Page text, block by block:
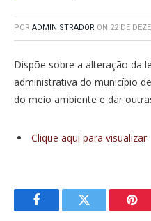
POR ADMINISTRADOR ON 22 DE
Dispõe sobre a alteração da
administrativa do município
do meio ambiente e dar
Clique aqui para visualizar
FacebookTwitter